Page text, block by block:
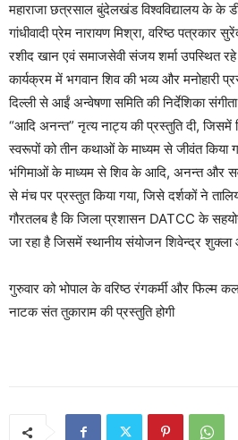
महाराजा छत्रसाल बुंदेलखंड विश्वविद्यालय के के
गांधीवादी प्रेम नारायण मिश्रा, वरिष्ठ पत्रकार
रशीद खान एवं समाजसेवी संजय शर्मा उपस्थित
कार्यक्रम में भगवान शिव की भव्य और मनोहारी
दिल्ली से आईं अन्वेषणा समिति की निर्देशिका
“आदि अनन्त” नृत्य नाट्य की प्रस्तुति दी, जिसमें
स्वरूपों को तीन कथाओं के माध्यम से जीवंत किया
भंगिमाओं के माध्यम से शिव के आदि, अनन्त और
से मंच पर प्रस्तुत किया गया, जिसे दर्शकों ने
गौरतलब है कि जिला प्रशासन DATCC के
जा रहा है जिसमें स्थानीय संयोजन शिवेन्द्र
गुरुवार को भोपाल के वरिष्ठ रंगकर्मी और फिल्म
नाटक संत तुकाराम की प्रस्तुति होगी